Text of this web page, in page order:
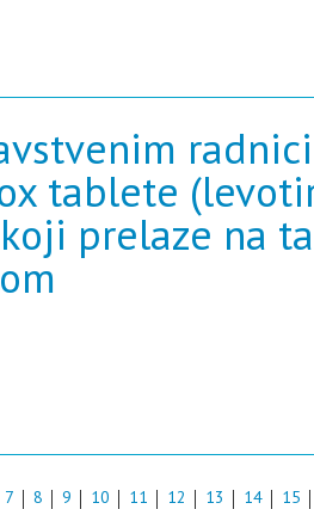
tablete
prelaze na
7 8 9 10 11 12 13 14 15